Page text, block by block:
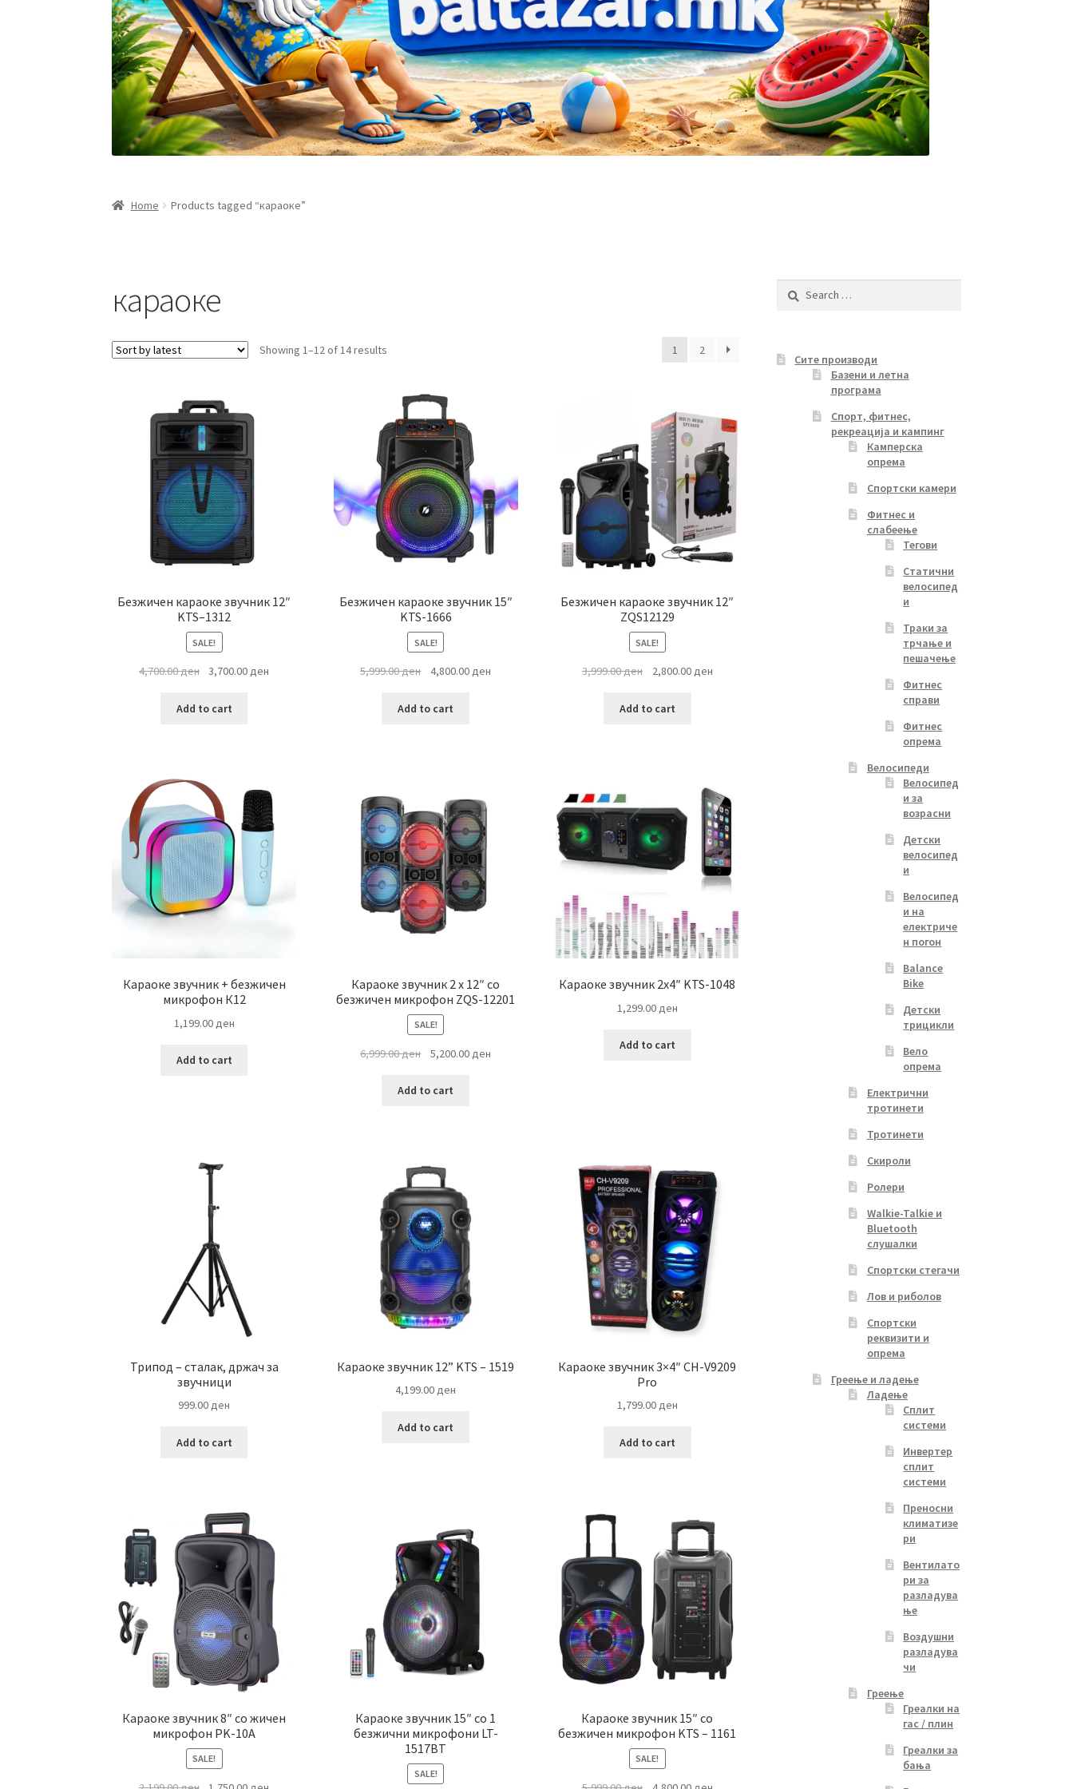
Home Products tagged “караоке”
караоке
Showing 1–12 of 14 results 1 2
Безжичен караоке звучник 12″
KTS–1312
SALE!
4,700.00ден
Original
was:
3,700.00ден
Add to cart
Безжичен караоке звучник 15″
KTS-1666
SALE!
5,999.00ден
Original
was:
4,800.00ден
Add to cart
Безжичен караоке звучник 12″
ZQS12129
SALE!
3,999.00ден
Original
was:
2,800.00денCurrent
Add to cart
Караоке звучник + безжичен
микрофон К12
1,199.00ден
Add to cart
Караоке звучник 2 x 12″ со
безжичен микрофон ZQS-12201
SALE!
6,999.00ден
Original
was:
5,200.00ден
Add to cart
Караоке звучник 2х4″ KTS-1048
1,299.00ден
Add to cart
Трипод – сталак, држач за
звучници
999.00ден
Add to cart
Караоке звучник 12” KTS – 1519
4,199.00ден
Add to cart
Караоке звучник 3×4″ CH-V9209
Pro
1,799.00ден
Add to cart
Караоке звучник 8″ со жичен
микрофон PK-10A
SALE!
Караоке звучник 15″ со 1
безжични микрофони LT-
1517BT
SALE!
Караоке звучник 15″ со
безжичен микрофон KTS – 1161
SALE!
Search
Сите производи
Базени и летна
програма
Спорт, фитнес,
рекреација и кампинг
Камперска
опрема
Спортски камери
Фитнес и
слабеење
Тегови
Статични
велосипед
и
Траки за
трчање и
пешачење
Фитнес
справи
Фитнес
опрема
Велосипеди
Велосипед
и за
возрасни
Детски
велосипед
и
Велосипед
и на
електриче
н погон
Balance
Bike
Детски
трицикли
Вело
опрема
Електрични
тротинети
Тротинети
Скироли
Ролери
Walkie-Talkie и
Bluetooth
слушалки
Спортски стегачи
Лов и риболов
Спортски
реквизити и
опрема
Греење и ладење
Ладење
Сплит
системи
Инвертер
сплит
системи
Преносни
климатизе
ри
Вентилато
ри за
разладува
ње
Воздушни
разладува
чи
Греење
Греалки на
гас / плин
Греалки за
бања